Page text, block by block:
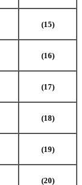
(15)
(16)
(17)
(18)
(19)
(20)